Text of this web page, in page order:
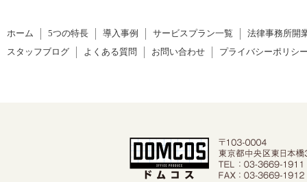
ホーム 5つの特長 導入事例 サービスプラン一覧
法律事務所開
スタッフブログ
よくある質問 お問い合わせ プライバシーポリシ